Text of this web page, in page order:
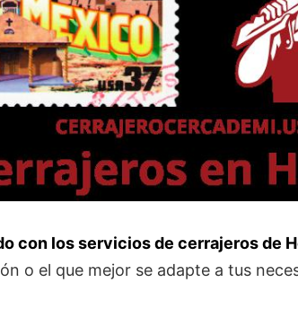
con los servicios de cerrajeros de
o el que mejor se adapte a tus